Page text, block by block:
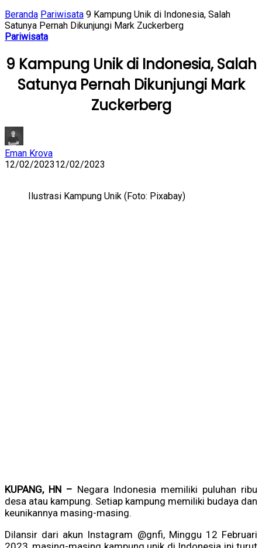
Beranda Pariwisata 9 Kampung Unik di Indonesia, Salah
Satunya Pernah Dikunjungi Mark Zuckerberg
Pariwisata
9 Kampung Unik di Indonesia, Salah
Satunya Pernah Dikunjungi Mark
Zuckerberg
Eman Krova
12/02/202312/02/2023
Ilustrasi Kampung Unik (Foto: Pixabay)
KUPANG, HN – Negara Indonesia memiliki puluhan ribu
desa atau kampung. Setiap kampung memiliki budaya dan
keunikannya masing-masing.
Dilansir dari akun Instagram @gnfi, Minggu 12 Februari